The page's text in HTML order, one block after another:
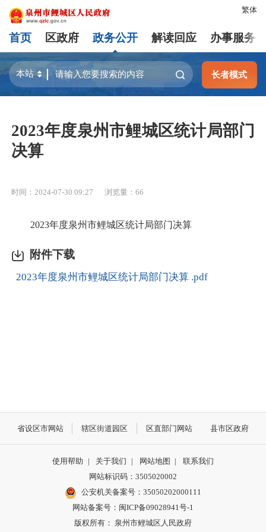
繁体
首页 区政府 政务公开 解读回应 办事服务
长者模式
2023年度泉州市鲤城区统计局部门
决算
时间：2024-07-30 09:27 浏览量： 66
2023年度泉州市鲤城区统计局部门决算
附件下载
2023年度泉州市鲤城区统计局部门决算 .pdf
省设区市网站 辖区街道园区 区直部门网站 县市区政府
使用帮助 | 关于我们 | 网站地图 |
联系我们
网站标识码：3505020002
公安机关备案号：35050202000111
网站备案号：闽ICP备09028941号-1
版权所有： 泉州市鲤城区人民政府